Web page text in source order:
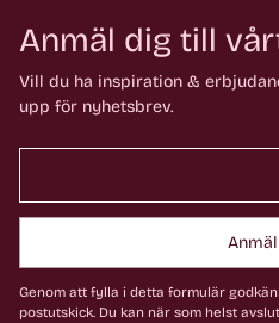
Anmäl dig till
Vill du ha inspiration &
upp för nyhetsbrev.
Genom att fylla i detta formulär
postutskick. Du kan när som helst